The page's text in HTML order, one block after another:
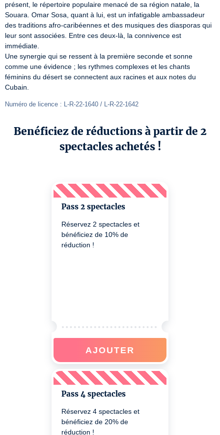
présent, le répertoire populaire menacé de sa région natale, la
Souara. Omar Sosa, quant à lui, est un infatigable ambassadeur
des traditions afro-caribéennes et des musiques des diasporas qui
leur sont associées. Entre ces deux-là, la connivence est
immédiate.
Une synergie qui se ressent à la première seconde et sonne
comme une évidence ; les rythmes complexes et les chants
féminins du désert se connectent aux racines et aux notes du
Cubain.
Numéro de licence : L-R-22-1640 / L-R-22-1642
Benéficiez de réductions à partir de 2
spectacles achetés !
Pass 2 spectacles
Réservez 2 spectacles et
bénéficiez de 10% de
réduction !
AJOUTER
Pass 4 spectacles
Réservez 4 spectacles et
bénéficiez de 20% de
réduction !